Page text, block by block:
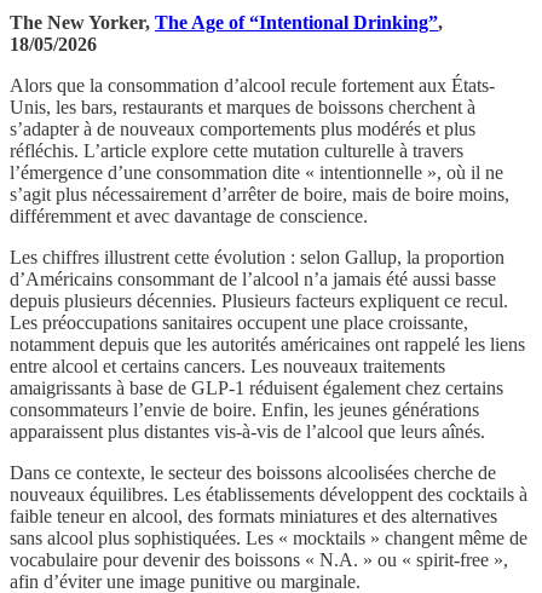
The New Yorker, The Age of “Intentional Drinking”,
18/05/2026
Alors que la consommation d’alcool recule fortement aux États-
Unis, les bars, restaurants et marques de boissons cherchent à
s’adapter à de nouveaux comportements plus modérés et plus
réfléchis. L’article explore cette mutation culturelle à travers
l’émergence d’une consommation dite « intentionnelle », où il ne
s’agit plus nécessairement d’arrêter de boire, mais de boire moins,
différemment et avec davantage de conscience.
Les chiffres illustrent cette évolution : selon Gallup, la proportion
d’Américains consommant de l’alcool n’a jamais été aussi basse
depuis plusieurs décennies. Plusieurs facteurs expliquent ce recul.
Les préoccupations sanitaires occupent une place croissante,
notamment depuis que les autorités américaines ont rappelé les liens
entre alcool et certains cancers. Les nouveaux traitements
amaigrissants à base de GLP-1 réduisent également chez certains
consommateurs l’envie de boire. Enfin, les jeunes générations
apparaissent plus distantes vis-à-vis de l’alcool que leurs aînés.
Dans ce contexte, le secteur des boissons alcoolisées cherche de
nouveaux équilibres. Les établissements développent des cocktails à
faible teneur en alcool, des formats miniatures et des alternatives
sans alcool plus sophistiquées. Les « mocktails » changent même de
vocabulaire pour devenir des boissons « N.A. » ou « spirit-free »,
afin d’éviter une image punitive ou marginale.